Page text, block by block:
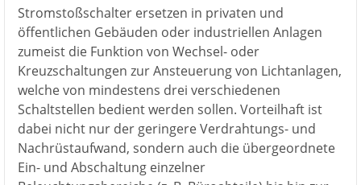
Stromstoßschalter ersetzen in privaten und
öffentlichen Gebäuden oder industriellen Anlagen
zumeist die Funktion von Wechsel- oder
Kreuzschaltungen zur Ansteuerung von Lichtanlagen,
welche von mindestens drei verschiedenen
Schaltstellen bedient werden sollen. Vorteilhaft ist
dabei nicht nur der geringere Verdrahtungs- und
Nachrüstaufwand, sondern auch die übergeordnete
Ein- und Abschaltung einzelner